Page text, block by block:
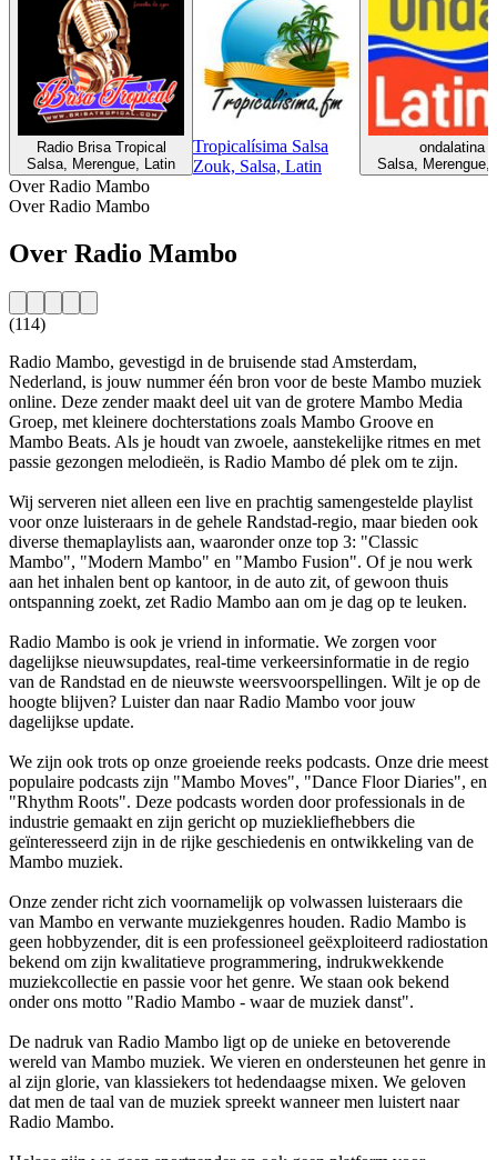
Radio Brisa Tropical
Salsa, Merengue, Latin
Tropicalísima Salsa
Zouk, Salsa, Latin
ondalatina
Salsa, Merengue,
Over Radio Mambo
Over Radio Mambo
Over Radio Mambo
(114)
Radio Mambo, gevestigd in de bruisende stad Amsterdam,
Nederland, is jouw nummer één bron voor de beste Mambo muziek
online. Deze zender maakt deel uit van de grotere Mambo Media
Groep, met kleinere dochterstations zoals Mambo Groove en
Mambo Beats. Als je houdt van zwoele, aanstekelijke ritmes en met
passie gezongen melodieën, is Radio Mambo dé plek om te zijn.
Wij serveren niet alleen een live en prachtig samengestelde playlist
voor onze luisteraars in de gehele Randstad-regio, maar bieden ook
diverse themaplaylists aan, waaronder onze top 3: "Classic
Mambo", "Modern Mambo" en "Mambo Fusion". Of je nou werk
aan het inhalen bent op kantoor, in de auto zit, of gewoon thuis
ontspanning zoekt, zet Radio Mambo aan om je dag op te leuken.
Radio Mambo is ook je vriend in informatie. We zorgen voor
dagelijkse nieuwsupdates, real-time verkeersinformatie in de regio
van de Randstad en de nieuwste weersvoorspellingen. Wilt je op de
hoogte blijven? Luister dan naar Radio Mambo voor jouw
dagelijkse update.
We zijn ook trots op onze groeiende reeks podcasts. Onze drie meest
populaire podcasts zijn "Mambo Moves", "Dance Floor Diaries", en
"Rhythm Roots". Deze podcasts worden door professionals in de
industrie gemaakt en zijn gericht op muziekliefhebbers die
geïnteresseerd zijn in de rijke geschiedenis en ontwikkeling van de
Mambo muziek.
Onze zender richt zich voornamelijk op volwassen luisteraars die
van Mambo en verwante muziekgenres houden. Radio Mambo is
geen hobbyzender, dit is een professioneel geëxploiteerd radiostation
bekend om zijn kwalitatieve programmering, indrukwekkende
muziekcollectie en passie voor het genre. We staan ook bekend
onder ons motto "Radio Mambo - waar de muziek danst".
De nadruk van Radio Mambo ligt op de unieke en betoverende
wereld van Mambo muziek. We vieren en ondersteunen het genre in
al zijn glorie, van klassiekers tot hedendaagse mixen. We geloven
dat men de taal van de muziek spreekt wanneer men luistert naar
Radio Mambo.